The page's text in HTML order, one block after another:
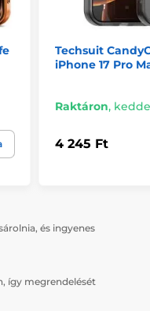
Techsuit
iPhone 17 Pro
Raktáron,
4 245 Ft
és ingyenes
így megrendelését